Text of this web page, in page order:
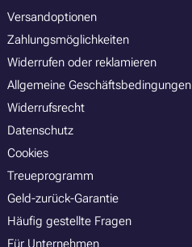
Versandoptionen
Zahlungsmöglichkeiten
Widerrufen oder reklamieren
Allgemeine Geschäftsbedingungen
Widerrufsrecht
Datenschutz
Cookies
Treueprogramm
Geld-zurück-Garantie
Häufig gestellte Fragen
Für Unternehmen